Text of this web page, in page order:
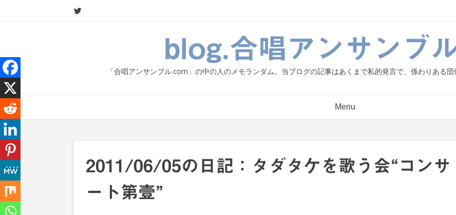
blog.合唱アンサンブ
「合唱アンサンブル.com」の中の人のメモランダム。当ブログの記事はあくまで私的発言で、係わりある
Menu
2011/06/05の日記：タダタケを歌う会“コンサ
ート第壹”